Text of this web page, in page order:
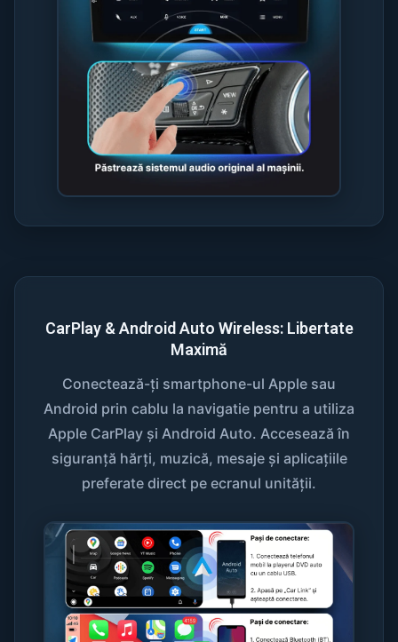
CarPlay & Android Auto Wireless: Libertate
Maximă
Conectează-ți smartphone-ul Apple sau
Android prin cablu la navigatie pentru a utiliza
Apple CarPlay și Android Auto. Accesează în
siguranță hărți, muzică, mesaje și aplicațiile
preferate direct pe ecranul unității.